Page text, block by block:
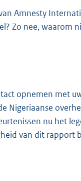
3
8
Amnesty
Zo nee, waarom
opnemen met
Nigeriaanse
nu het
van dit rapport